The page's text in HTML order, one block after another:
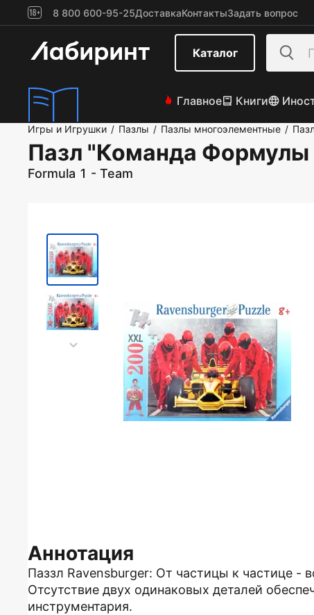
8 800 600-95-25ДоставкаКонтактыЗадать вопрос
Каталог
Главное Книги
Игры и Игрушки / Пазлы / Пазлы многоэлементные /
Пазл "Команда
Formula 1 - Team
Аннотация
Паззл Ravensburger: От частицы к частице -
Отсутствие двух одинаковых деталей
инструментария.